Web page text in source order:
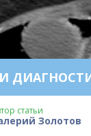
статьи
Золотов